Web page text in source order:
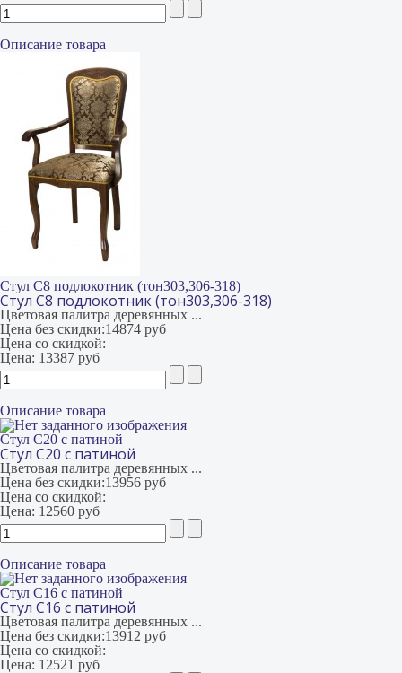
Описание товара
Стул С8 подлокотник (тон303,306-318)
Стул С8 подлокотник (тон303,306-318)
Цветовая палитра деревянных ...
Цена без скидки:14874 руб
Цена со скидкой:
Цена: 13387 руб
Описание товара
Стул С20 с патиной
Стул С20 с патиной
Цветовая палитра деревянных ...
Цена без скидки:13956 руб
Цена со скидкой:
Цена: 12560 руб
Описание товара
Стул С16 с патиной
Стул С16 с патиной
Цветовая палитра деревянных ...
Цена без скидки:13912 руб
Цена со скидкой:
Цена: 12521 руб